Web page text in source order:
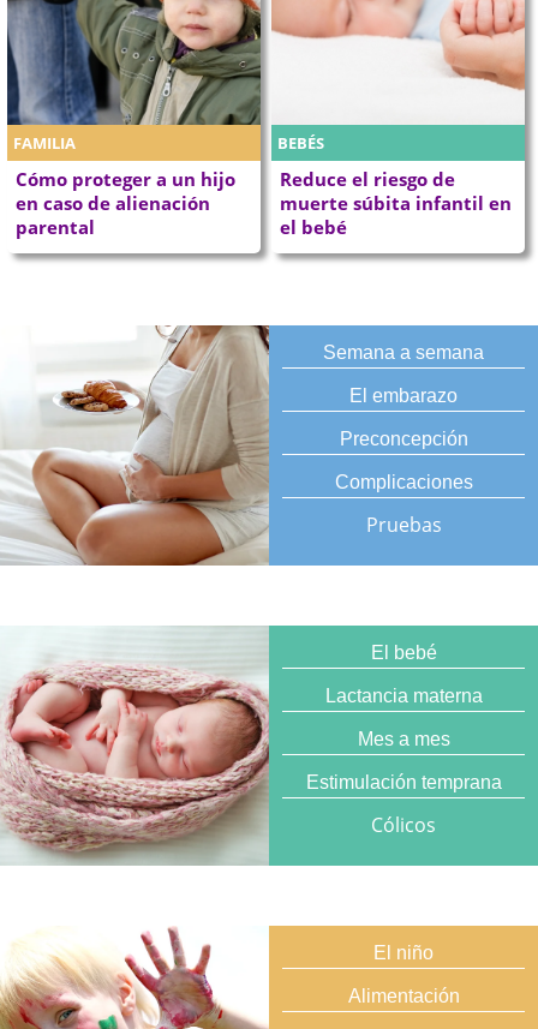
FAMILIA
Cómo proteger a un hijo
en caso de alienación
parental
BEBÉS
Reduce el riesgo de
muerte súbita infantil en
el bebé
Semana a semana
El embarazo
Preconcepción
Complicaciones
Pruebas
El bebé
Lactancia materna
Mes a mes
Estimulación temprana
Cólicos
El niño
Alimentación